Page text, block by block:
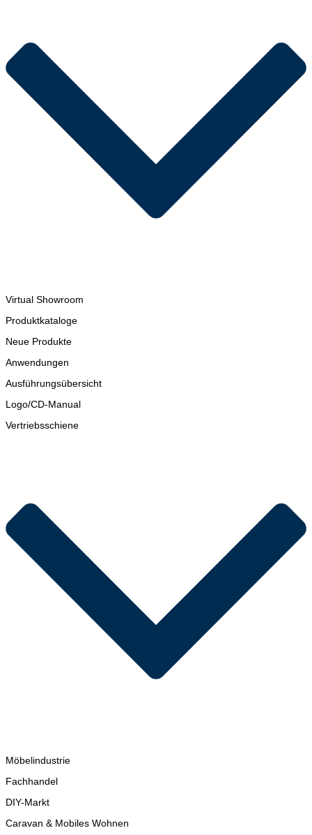
Virtual Showroom
Produktkataloge
Neue Produkte
Anwendungen
Ausführungsübersicht
Logo/CD-Manual
Vertriebsschiene
Möbelindustrie
Fachhandel
DIY-Markt
Caravan & Mobiles Wohnen